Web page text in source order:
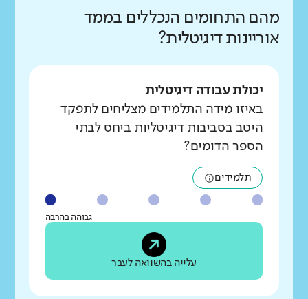
מהם התחומים הנכללים בממד
אוריינות דיגיטלית?
יכולת עבודה דיגיטלית
באיזו מידה התלמידים מצליחים לתפקד
היטב בסביבות דיגיטליות ביחס לבתי
הספר הדומים?
תלמידים
גבוהה בהרבה
עלייה בהשוואה לעבר